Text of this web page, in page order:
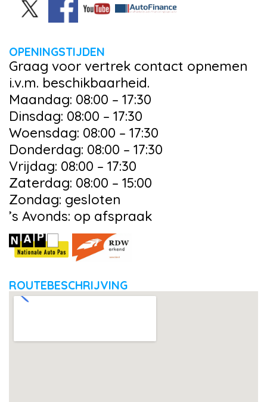
OPENINGSTIJDEN
Graag voor vertrek contact opnemen
i.v.m. beschikbaarheid.
Maandag: 08:00 – 17:30
Dinsdag: 08:00 – 17:30
Woensdag: 08:00 – 17:30
Donderdag: 08:00 – 17:30
Vrijdag: 08:00 – 17:30
Zaterdag: 08:00 – 15:00
Zondag: gesloten
’s Avonds: op afspraak
ROUTEBESCHRIJVING